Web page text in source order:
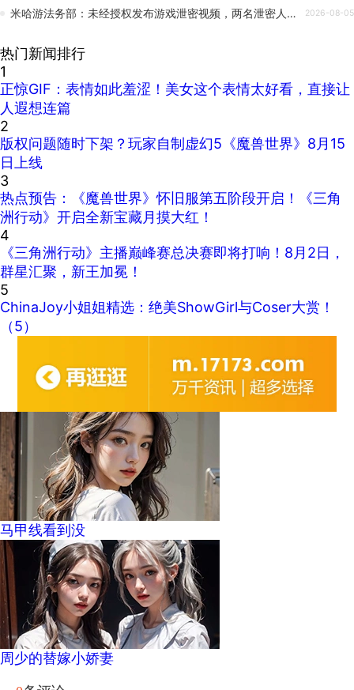
米哈游法务部：未经授权发布游戏泄密视频，两名泄密人员被判刑 2026-08-05
热门新闻排行
1
正惊GIF：表情如此羞涩！美女这个表情太好看，直接让
人遐想连篇
2
版权问题随时下架？玩家自制虚幻5《魔兽世界》8月15
日上线
3
热点预告：《魔兽世界》怀旧服第五阶段开启！《三角
洲行动》开启全新宝藏月摸大红！
4
《三角洲行动》主播巅峰赛总决赛即将打响！8月2日，
群星汇聚，新王加冕！
5
ChinaJoy小姐姐精选：绝美ShowGirl与Coser大赏！
（5）
马甲线看到没
周少的替嫁小娇妻